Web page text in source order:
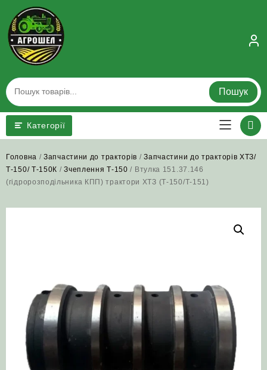
content
Пошук
Категорії
Головна /Запчастини до тракторів /Запчастини до тракторів ХТЗ/
Т-150/ Т-150К /Зчеплення Т-150 / Втулка 151.37.146
(гідророзподільника КПП) трактори ХТЗ (Т-150/Т-151)